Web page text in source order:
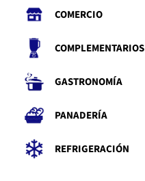
COMERCIO
COMPLEMENTARIOS
GASTRONOMÍA
PANADERÍA
REFRIGERACIÓN